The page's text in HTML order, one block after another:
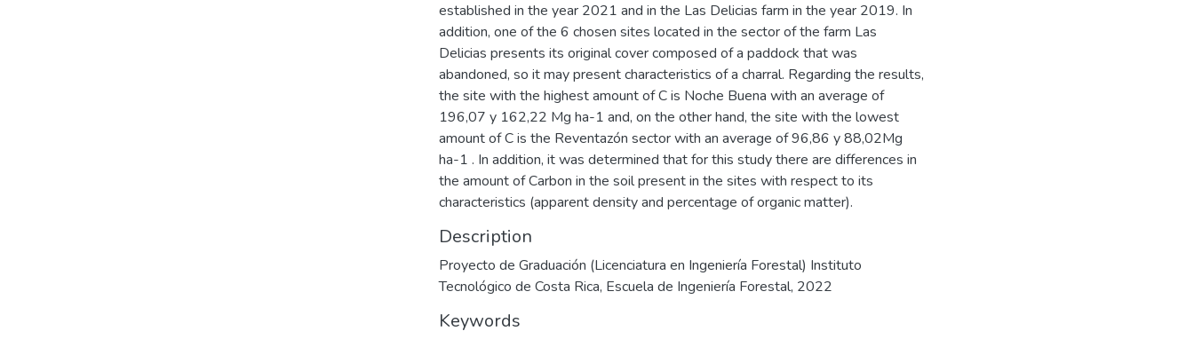
established in the year 2021 and in the Las Delicias farm in the year 2019. In
addition, one of the 6 chosen sites located in the sector of the farm Las
Delicias presents its original cover composed of a paddock that was
abandoned, so it may present characteristics of a charral. Regarding the results,
the site with the highest amount of C is Noche Buena with an average of
196,07 y 162,22 Mg ha-1 and, on the other hand, the site with the lowest
amount of C is the Reventazón sector with an average of 96,86 y 88,02Mg
ha-1 . In addition, it was determined that for this study there are differences in
the amount of Carbon in the soil present in the sites with respect to its
characteristics (apparent density and percentage of organic matter).
Description
Proyecto de Graduación (Licenciatura en Ingeniería Forestal) Instituto
Tecnológico de Costa Rica, Escuela de Ingeniería Forestal, 2022
Keywords